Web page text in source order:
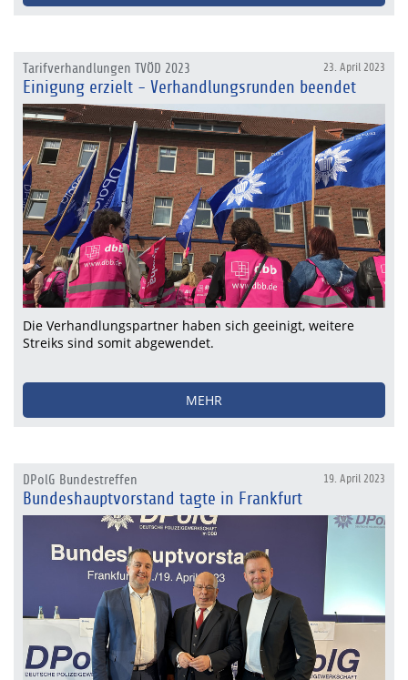
23. April 2023
Tarifverhandlungen TVÖD 2023
Einigung erzielt - Verhandlungsrunden beendet
Die Verhandlungspartner haben sich geeinigt, weitere
Streiks sind somit abgewendet.
MEHR
19. April 2023
DPolG Bundestreffen
Bundeshauptvorstand tagte in Frankfurt